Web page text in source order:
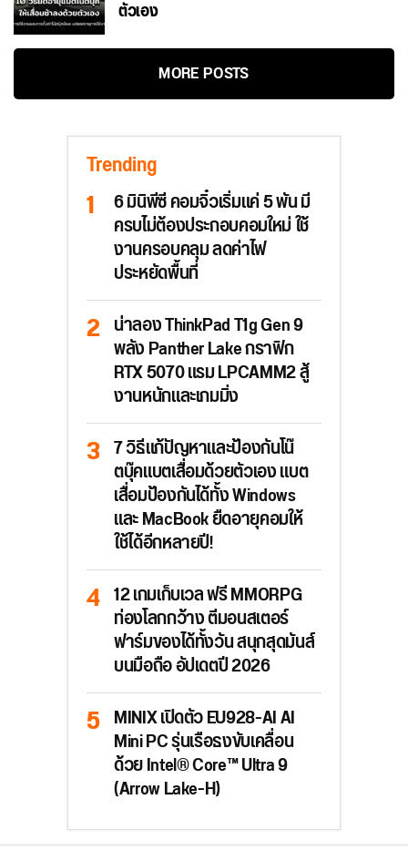
ตัวเอง
MORE POSTS
Trending
6 มินิพีซี คอมจิ๋วเริ่มแค่ 5 พัน มี
ครบไม่ต้องประกอบคอมใหม่ ใช้
งานครอบคลุม ลดค่าไฟ
ประหยัดพื้นที่
น่าลอง ThinkPad T1g Gen 9
พลัง Panther Lake กราฟิก
RTX 5070 แรม LPCAMM2 สู้
งานหนักและเกมมิ่ง
7 วิธีแก้ปัญหาและป้องกันโน๊
ตบุ๊คแบตเสื่อมด้วยตัวเอง แบต
เสื่อมป้องกันได้ทั้ง Windows
และ MacBook ยืดอายุคอมให้
ใช้ได้อีกหลายปี!
12 เกมเก็บเวล ฟรี MMORPG
ท่องโลกกว้าง ตีมอนสเตอร์
ฟาร์มของได้ทั้งวัน สนุกสุดมันส์
บนมือถือ อัปเดตปี 2026
MINIX เปิดตัว EU928-AI AI
Mini PC รุ่นเรือธงขับเคลื่อน
ด้วย Intel® Core™ Ultra 9
(Arrow Lake-H)